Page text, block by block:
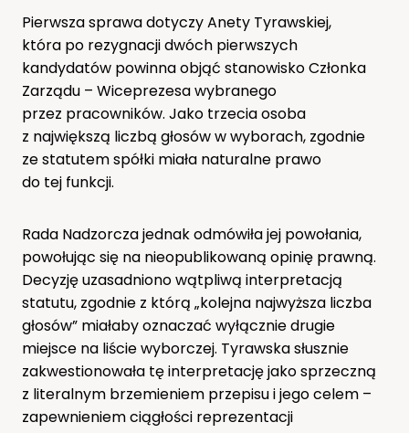
Pierwsza sprawa dotyczy Anety Tyrawskiej,
która po rezygnacji dwóch pierwszych
kandydatów powinna objąć stanowisko Członka
Zarządu – Wiceprezesa wybranego
przez pracowników. Jako trzecia osoba
z największą liczbą głosów w wyborach, zgodnie
ze statutem spółki miała naturalne prawo
do tej funkcji.
Rada Nadzorcza jednak odmówiła jej powołania,
powołując się na nieopublikowaną opinię prawną.
Decyzję uzasadniono wątpliwą interpretacją
statutu, zgodnie z którą „kolejna najwyższa liczba
głosów” miałaby oznaczać wyłącznie drugie
miejsce na liście wyborczej. Tyrawska słusznie
zakwestionowała tę interpretację jako sprzeczną
z literalnym brzemieniem przepisu i jego celem –
zapewnieniem ciągłości reprezentacji